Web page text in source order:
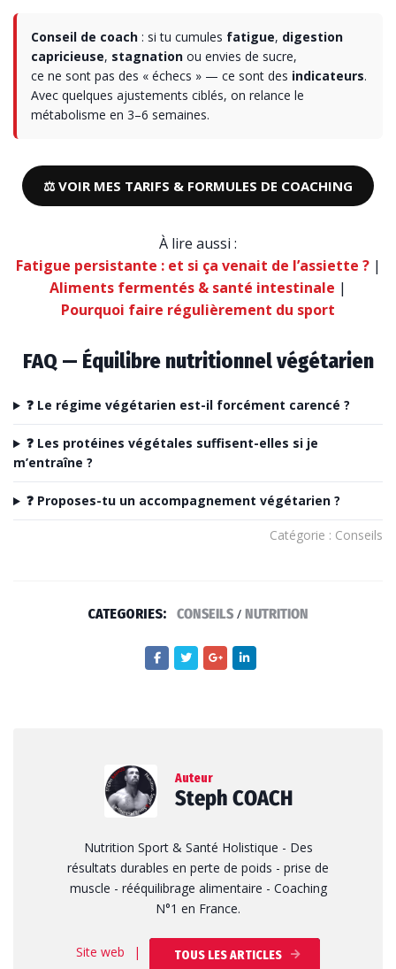
Conseil de coach : si tu cumules fatigue, digestion
capricieuse, stagnation ou envies de sucre,
ce ne sont pas des « échecs » — ce sont des indicateurs.
Avec quelques ajustements ciblés, on relance le
métabolisme en 3–6 semaines.
⚖️ VOIR MES TARIFS & FORMULES DE COACHING
À lire aussi :
Fatigue persistante : et si ça venait de l’assiette ?|
Aliments fermentés & santé intestinale |
Pourquoi faire régulièrement du sport
FAQ — Équilibre nutritionnel végétarien
❓ Le régime végétarien est-il forcément carencé ?
❓ Les protéines végétales suffisent-elles si je
m’entraîne ?
❓ Proposes-tu un accompagnement végétarien ?
Catégorie : Conseils
CATEGORIES: CONSEILS / NUTRITION
Auteur
Steph COACH
Nutrition Sport & Santé Holistique - Des
résultats durables en perte de poids - prise de
muscle - rééquilibrage alimentaire - Coaching
N°1 en France.
Site web | TOUS LES ARTICLES